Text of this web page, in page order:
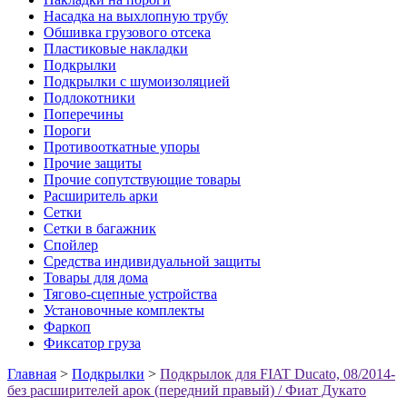
Насадка на выхлопную трубу
Обшивка грузового отсека
Пластиковые накладки
Подкрылки
Подкрылки с шумоизоляцией
Подлокотники
Поперечины
Пороги
Противооткатные упоры
Прочие защиты
Прочие сопутствующие товары
Расширитель арки
Сетки
Сетки в багажник
Спойлер
Средства индивидуальной защиты
Товары для дома
Тягово-сцепные устройства
Установочные комплекты
Фаркоп
Фиксатор груза
Главная > Подкрылки > Подкрылок для FIAT Ducato, 08/2014-
без расширителей арок (передний правый) / Фиат Дукато